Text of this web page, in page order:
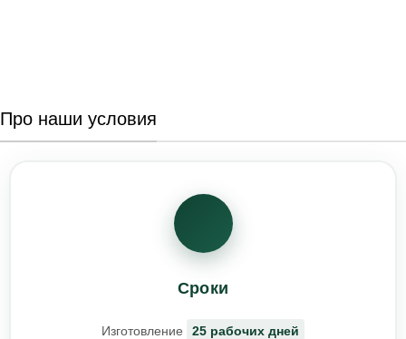
Про наши условия
Сроки
Изготовление
25 рабочих дней